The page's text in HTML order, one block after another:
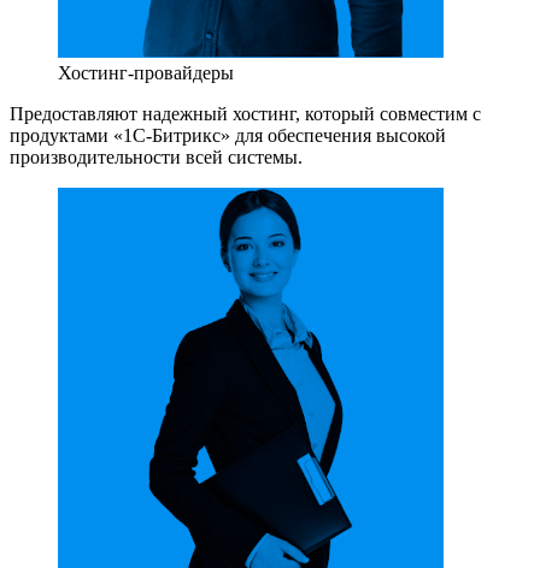
Хостинг-провайдеры
Предоставляют надежный хостинг, который совместим с
продуктами «1С-Битрикс» для обеспечения высокой
производительности всей системы.